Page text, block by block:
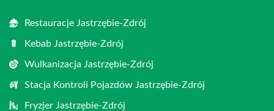
Restauracje Jastrzębie-Zdrój
Kebab Jastrzębie-Zdrój
Wulkanizacja Jastrzębie-Zdrój
Stacja Kontroli Pojazdów Jastrzębie-Zdrój
Fryzjer Jastrzębie-Zdrój